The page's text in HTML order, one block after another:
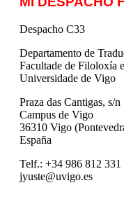
Despacho C33
Departamento de
Facultade de Filoloxía
Universidade de Vigo
Praza das Cantigas, s/n
Campus de Vigo
36310 Vigo
España
Telf.: +34 986 812 331
jyuste@uvigo.es